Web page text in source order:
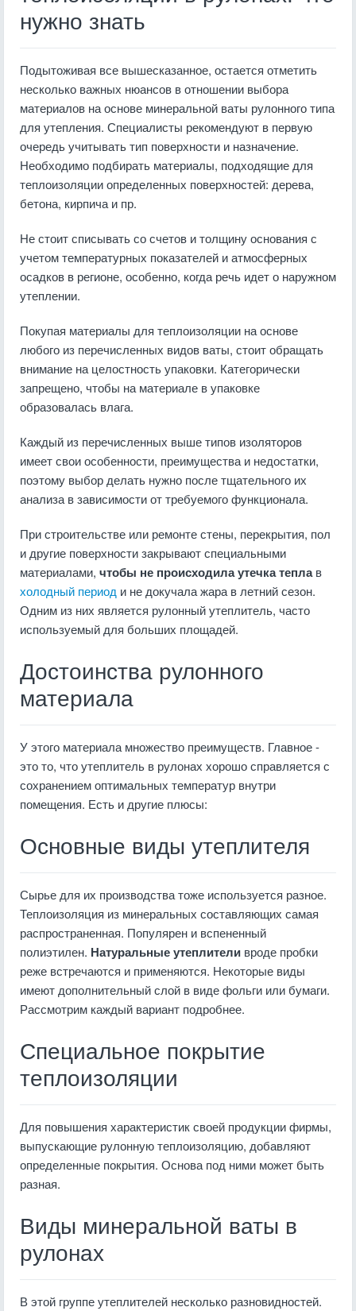
нужно знать
Подытоживая все вышесказанное, остается отметить
несколько важных нюансов в отношении выбора
материалов на основе минеральной ваты рулонного типа
для утепления. Специалисты рекомендуют в первую
очередь учитывать тип поверхности и назначение.
Необходимо подбирать материалы, подходящие для
теплоизоляции определенных поверхностей: дерева,
бетона, кирпича и пр.
Не стоит списывать со счетов и толщину основания с
учетом температурных показателей и атмосферных
осадков в регионе, особенно, когда речь идет о наружном
утеплении.
Покупая материалы для теплоизоляции на основе
любого из перечисленных видов ваты, стоит обращать
внимание на целостность упаковки. Категорически
запрещено, чтобы на материале в упаковке
образовалась влага.
Каждый из перечисленных выше типов изоляторов
имеет свои особенности, преимущества и недостатки,
поэтому выбор делать нужно после тщательного их
анализа в зависимости от требуемого функционала.
При строительстве или ремонте стены, перекрытия, пол
и другие поверхности закрывают специальными
материалами, чтобы не происходила утечка теплав
холодный период и не докучала жара в летний сезон.
Одним из них является рулонный утеплитель, часто
используемый для больших площадей.
Достоинства рулонного
материала
У этого материала множество преимуществ. Главное -
это то, что утеплитель в рулонах хорошо справляется с
сохранением оптимальных температур внутри
помещения. Есть и другие плюсы:
Основные виды утеплителя
Сырье для их производства тоже используется разное.
Теплоизоляция из минеральных составляющих самая
распространенная. Популярен и вспененный
полиэтилен. Натуральные утеплители вроде пробки
реже встречаются и применяются. Некоторые виды
имеют дополнительный слой в виде фольги или бумаги.
Рассмотрим каждый вариант подробнее.
Специальное покрытие
теплоизоляции
Для повышения характеристик своей продукции фирмы,
выпускающие рулонную теплоизоляцию, добавляют
определенные покрытия. Основа под ними может быть
разная.
Виды минеральной ваты в
рулонах
В этой группе утеплителей несколько разновидностей.